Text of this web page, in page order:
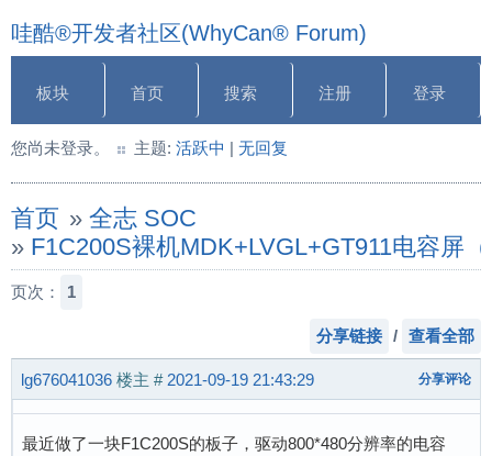
哇酷®开发者社区(WhyCan® Forum)
板块 首页 搜索 注册 登录
您尚未登录。 主题: 活跃中 | 无回复
首页 » 全志 SOC
» F1C200S裸机MDK+LVGL+GT911电容屏
页次： 1
分享链接 / 查看全部
lg676041036 楼主 # 2021-09-19 21:43:29 分享评论
最近做了一块F1C200S的板子，驱动800*480分辨率的电容